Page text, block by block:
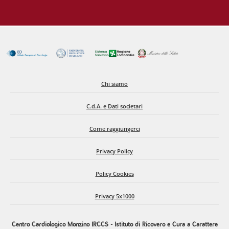
della patologia cardiovascolare. La conoscenza delle
queste conoscenze, consentendo l’identificazione di proteine
individuato per la prima volta una proteina fino ad ora non
questa nuova proteina nell’eziopatogenesi del processo
Chi siamo
C.d.A. e Dati societari
Come raggiungerci
Privacy Policy
Policy Cookies
Privacy 5x1000
Centro Cardiologico Monzino IRCCS - Istituto di Ricovero e Cura a Carattere